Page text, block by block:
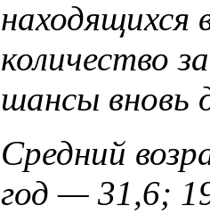
находящихся
количество
шансы
Средний
год — 31,6;